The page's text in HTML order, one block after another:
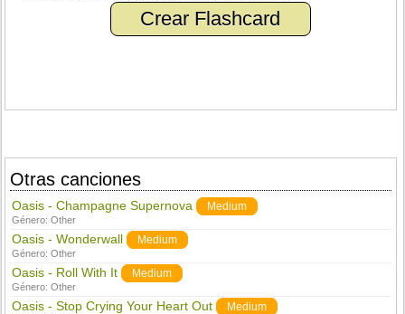
Crear Flashcard
Otras canciones
Oasis - Champagne Supernova Medium
Género:Other
Oasis - Wonderwall Medium
Género:Other
Oasis - Roll With It Medium
Género:Other
Oasis - Stop Crying Your Heart Out Medium